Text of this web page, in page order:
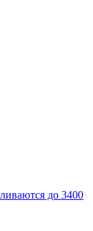
до 3400